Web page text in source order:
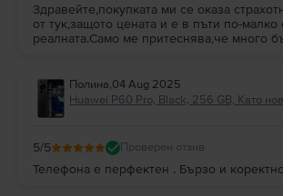
Здравейте,покупката ми се оказа
от тук,защото цената и е в пъти по-малко
реалната.Само ме притеснява,че много
Полина,04 Aug 2025
Huawei P60 Pro, Black, 256 GB, Като нов
5/5 Проверен отзив
Телефона е перфектен . Бързо и